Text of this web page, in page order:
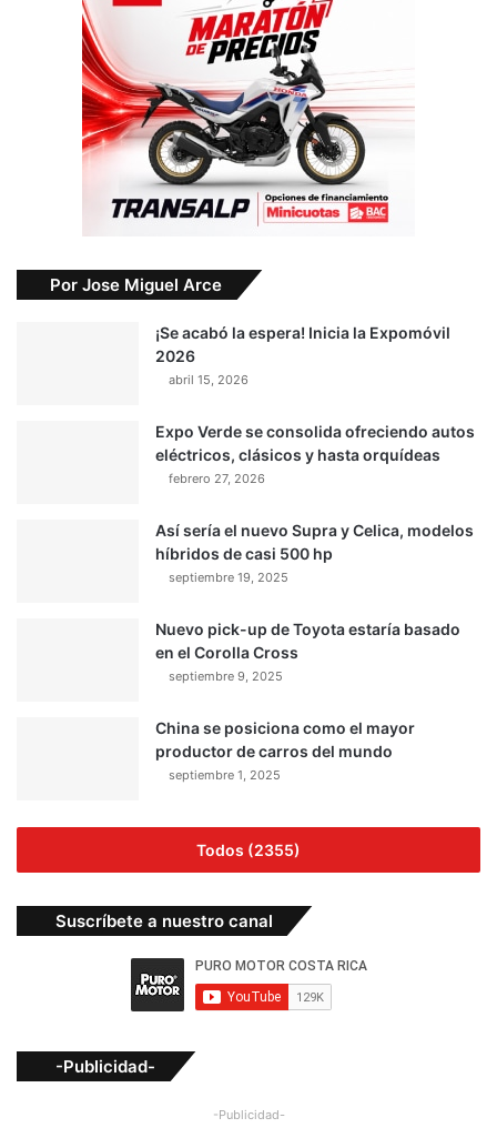
Por Jose Miguel Arce
¡Se acabó la espera! Inicia la Expomóvil
2026
abril 15, 2026
Expo Verde se consolida ofreciendo autos
eléctricos, clásicos y hasta orquídeas
febrero 27, 2026
Así sería el nuevo Supra y Celica, modelos
híbridos de casi 500 hp
septiembre 19, 2025
Nuevo pick-up de Toyota estaría basado
en el Corolla Cross
septiembre 9, 2025
China se posiciona como el mayor
productor de carros del mundo
septiembre 1, 2025
Todos (2355)
Suscríbete a nuestro canal
-Publicidad-
-Publicidad-